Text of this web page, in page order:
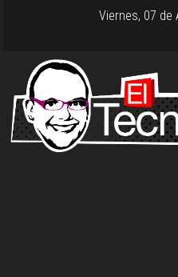
Viernes, 07 de